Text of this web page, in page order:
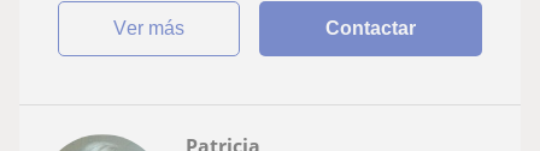
ver más Contactar